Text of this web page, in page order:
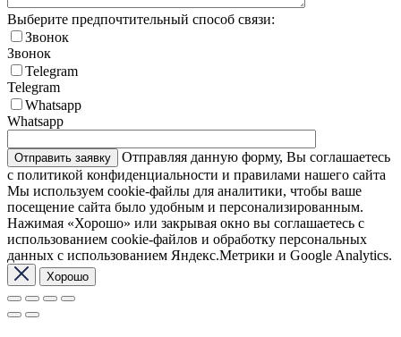
Выберите предпочтительный способ связи:
Звонок
Звонок
Telegram
Telegram
Whatsapp
Whatsapp
Отправляя данную форму, Вы соглашаетесь
с политикой конфиденциальности и правилами нашего сайта
Мы используем cookie-файлы для аналитики, чтобы ваше
посещение сайта было удобным и персонализированным.
Нажимая «Хорошо» или закрывая окно вы соглашаетесь с
использованием cookie-файлов и обработку персональных
данных с использованием Яндекс.Метрики и Google Analytics.
Хорошо